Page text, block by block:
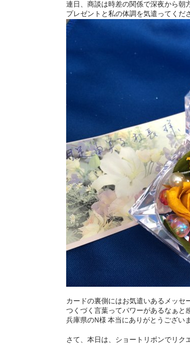
連日、商談は時差の関係で深夜から朝
プレゼントと私の体調を気遣ってくだ
カードの裏側にはお気遣いあるメッセ
つくづく言葉ってパワーがあるなぁと
兵庫県のN様 本当にありがとうござい
さて、本日は、ショートリボンでリク